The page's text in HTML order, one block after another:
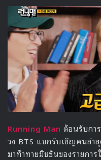
Running Man ต้อนรับกา
วง BTS แขกรับเชิญคนล่า
มาท้าทายมิชชันของรายกา